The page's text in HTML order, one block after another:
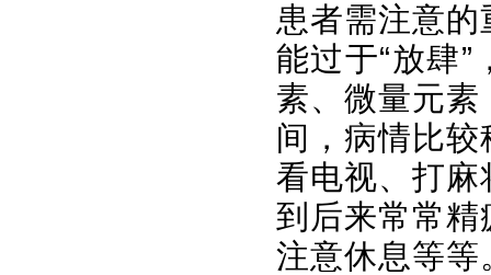
患者需注意
能过于“放肆
素、微量元
间，病情比
看电视、打
到后来常常
注意休息等